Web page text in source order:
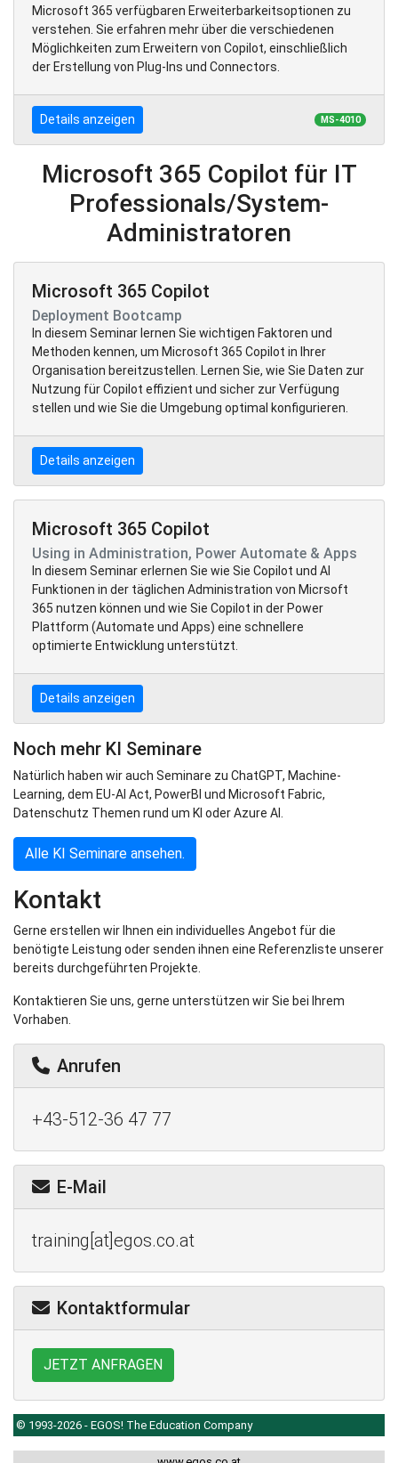
Microsoft 365 verfügbaren Erweiterbarkeitsoptionen zu
verstehen. Sie erfahren mehr über die verschiedenen
Möglichkeiten zum Erweitern von Copilot, einschließlich
der Erstellung von Plug-Ins und Connectors.
Details anzeigen MS-4010
Microsoft 365 Copilot für IT
Professionals/System-
Administratoren
Microsoft 365 Copilot
Deployment Bootcamp
In diesem Seminar lernen Sie wichtigen Faktoren und
Methoden kennen, um Microsoft 365 Copilot in Ihrer
Organisation bereitzustellen. Lernen Sie, wie Sie Daten zur
Nutzung für Copilot effizient und sicher zur Verfügung
stellen und wie Sie die Umgebung optimal konfigurieren.
Details anzeigen
Microsoft 365 Copilot
Using in Administration, Power Automate & Apps
In diesem Seminar erlernen Sie wie Sie Copilot und AI
Funktionen in der täglichen Administration von Micrsoft
365 nutzen können und wie Sie Copilot in der Power
Plattform (Automate und Apps) eine schnellere
optimierte Entwicklung unterstützt.
Details anzeigen
Noch mehr KI Seminare
Natürlich haben wir auch Seminare zu ChatGPT, Machine-
Learning, dem EU-AI Act, PowerBI und Microsoft Fabric,
Datenschutz Themen rund um KI oder Azure AI.
Alle KI Seminare ansehen.
Kontakt
Gerne erstellen wir Ihnen ein individuelles Angebot für die
benötigte Leistung oder senden ihnen eine Referenzliste unserer
bereits durchgeführten Projekte.
Kontaktieren Sie uns, gerne unterstützen wir Sie bei Ihrem
Vorhaben.
Anrufen
+43-512-36 47 77
E-Mail
training[at]egos.co.at
Kontaktformular
JETZT ANFRAGEN
© 1993-2026 - EGOS! The Education Company